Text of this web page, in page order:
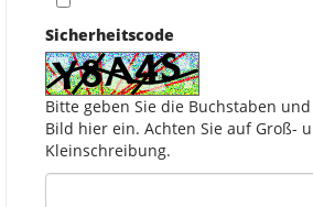
Sicherheitscode
Bitte geben Sie die Buchstaben
Bild hier ein. Achten Sie auf Groß-
Kleinschreibung.